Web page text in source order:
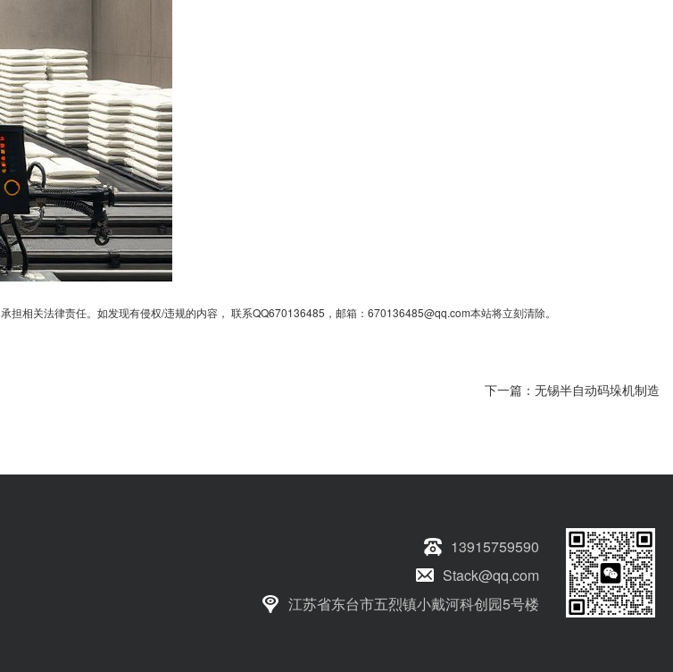
相关法律责任。如发现有侵权/违规的内容， 联系QQ670136485，邮箱：670136485@qq.com本站将立刻清除。
下一篇： 无锡半自动码垛机制造
13915759590
Stack@qq.com
江苏省东台市五烈镇小戴河科创园5号楼